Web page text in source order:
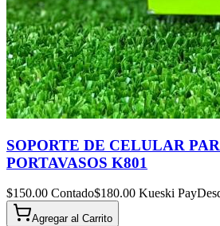
SOPORTE DE CELULAR
PORTAVASOS K801
$150.00 Contado$180.00 Kueski Pay
Agregar al Carrito